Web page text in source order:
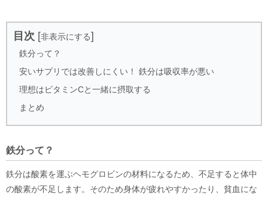
目次 [非表示にする]
鉄分って？
安いサプリでは改善しにくい！ 鉄分は吸収率が悪い
理想はビタミンCと一緒に摂取する
まとめ
鉄分って？
鉄分は酸素を運ぶヘモグロビンの材料になるため、不足すると体中
の酸素が不足します。そのため身体が疲れやすかったり、貧血にな